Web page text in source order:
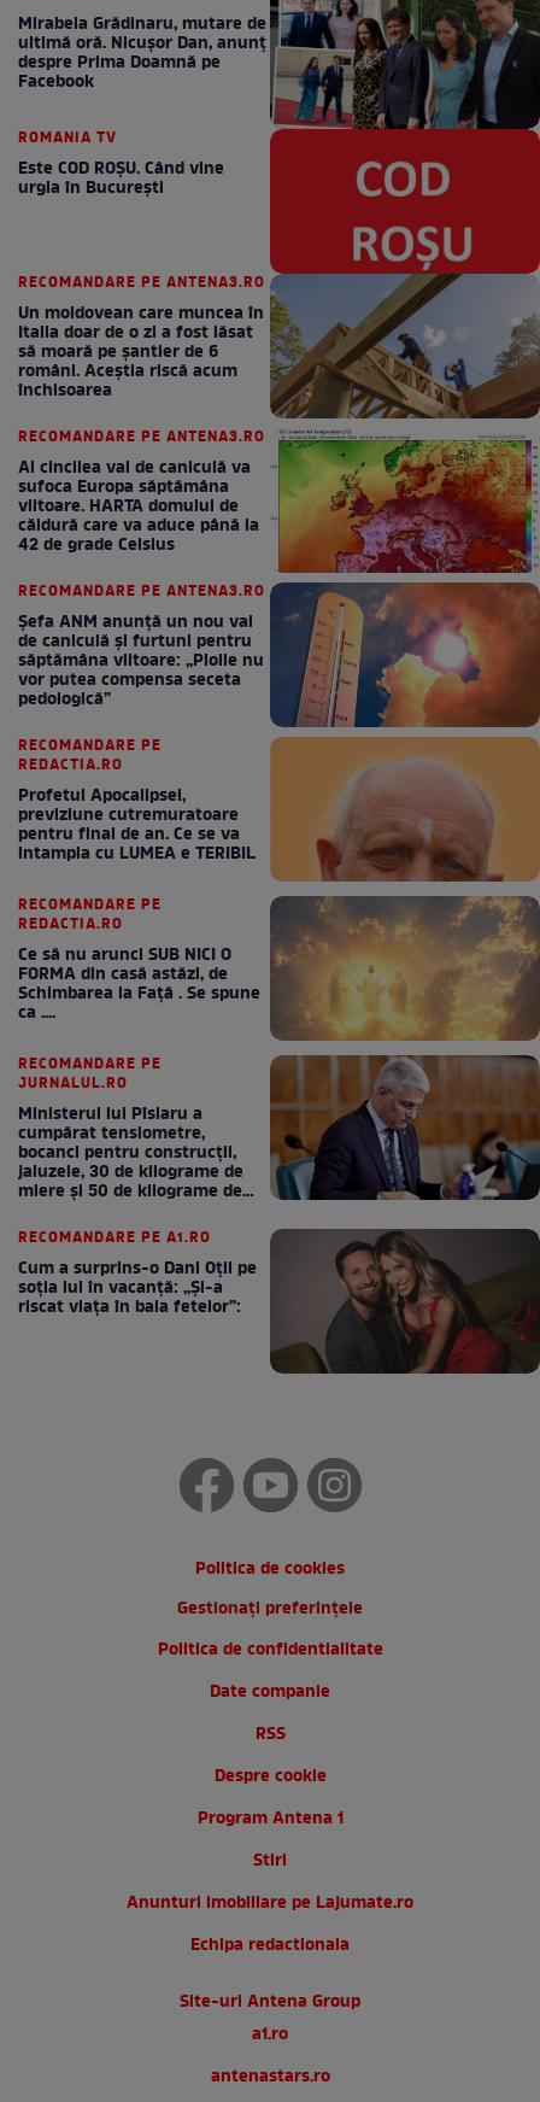
Mirabela Grădinaru, mutare de
ultimă oră. Nicuşor Dan, anunţ
despre Prima Doamnă pe
Facebook
ROMANIA TV
Este COD ROŞU. Când vine
urgia în Bucureşti
RECOMANDARE PE ANTENA3.RO
Un moldovean care muncea în
Italia doar de o zi a fost lăsat
să moară pe şantier de 6
români. Aceștia riscă acum
închisoarea
RECOMANDARE PE ANTENA3.RO
Al cincilea val de caniculă va
sufoca Europa săptămâna
viitoare. HARTA domului de
căldură care va aduce până la
42 de grade Celsius
RECOMANDARE PE ANTENA3.RO
Șefa ANM anunță un nou val
de caniculă și furtuni pentru
săptămâna viitoare: „Ploile nu
vor putea compensa seceta
pedologică”
RECOMANDARE PE
REDACTIA.RO
Profetul Apocalipsei,
previziune cutremuratoare
pentru final de an. Ce se va
intampla cu LUMEA e TERIBIL
RECOMANDARE PE
REDACTIA.RO
Ce să nu arunci SUB NICI O
FORMA din casă astăzi, de
Schimbarea la Față . Se spune
ca ....
RECOMANDARE PE
JURNALUL.RO
Ministerul lui Pîslaru a
cumpărat tensiometre,
bocanci pentru construcții,
jaluzele, 30 de kilograme de
miere și 50 de kilograme de
RECOMANDARE PE A1.RO
Cum a surprins-o Dani Oțil pe
soția lui în vacanță: „Și-a
riscat viața în baia fetelor”:
Politica de cookies
Gestionați preferințele
Politica de confidentialitate
Date companie
RSS
Despre cookie
Program Antena 1
Stiri
Anunturi imobiliare pe Lajumate.ro
Echipa redactionala
Site-uri Antena Group
a1.ro
antenastars.ro